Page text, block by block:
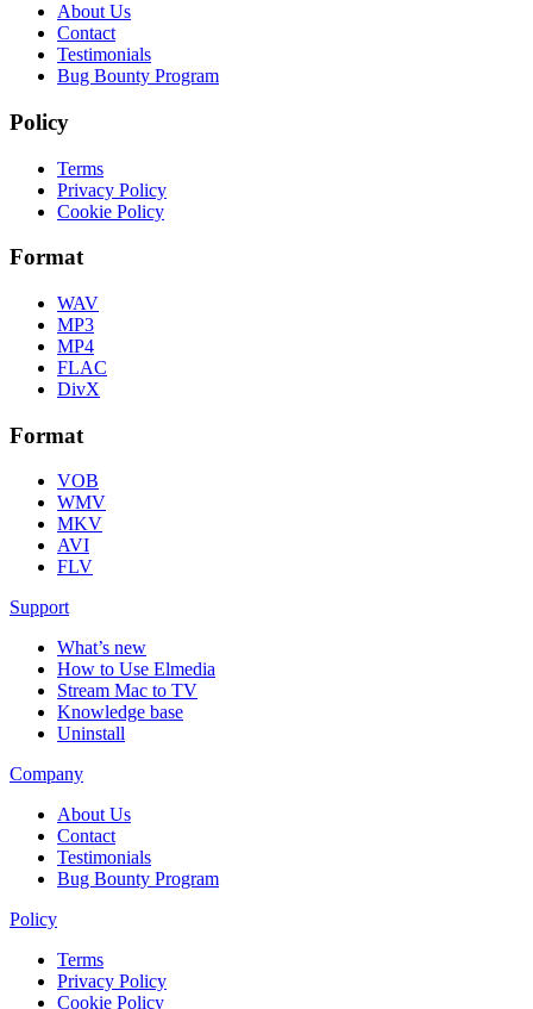
About Us
Contact
Testimonials
Bug Bounty Program
Policy
Terms
Privacy Policy
Cookie Policy
Format
WAV
MP3
MP4
FLAC
DivX
Format
VOB
WMV
MKV
AVI
FLV
Support
What’s new
How to Use Elmedia
Stream Mac to TV
Knowledge base
Uninstall
Company
About Us
Contact
Testimonials
Bug Bounty Program
Policy
Terms
Privacy Policy
Cookie Policy